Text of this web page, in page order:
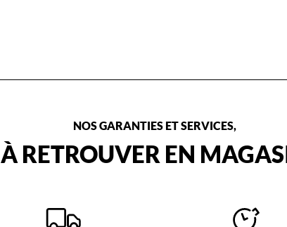
NOS GARANTIES ET SERVICES,
À RETROUVER EN